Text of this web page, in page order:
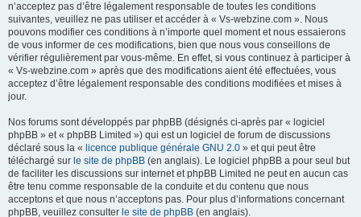
n’acceptez pas d’être légalement responsable de toutes les conditions
suivantes, veuillez ne pas utiliser et accéder à « Vs-webzine.com ». Nous
pouvons modifier ces conditions à n’importe quel moment et nous essaierons
de vous informer de ces modifications, bien que nous vous conseillons de
vérifier régulièrement par vous-même. En effet, si vous continuez à participer à
« Vs-webzine.com » après que des modifications aient été effectuées, vous
acceptez d’être légalement responsable des conditions modifiées et mises à
jour.
Nos forums sont développés par phpBB (désignés ci-après par « logiciel
phpBB » et « phpBB Limited ») qui est un logiciel de forum de discussions
déclaré sous la « licence publique générale GNU 2.0 » et qui peut être
téléchargé sur le site de phpBB (en anglais). Le logiciel phpBB a pour seul but
de faciliter les discussions sur internet et phpBB Limited ne peut en aucun cas
être tenu comme responsable de la conduite et du contenu que nous
acceptons et que nous n’acceptons pas. Pour plus d’informations concernant
phpBB, veuillez consulter le site de phpBB (en anglais).